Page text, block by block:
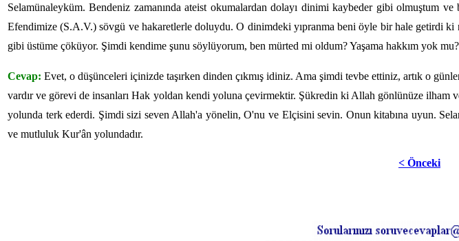
Selamünaleyküm. Bendeniz zamanında ateist okumalardan dolayı dinimi kaybeder gibi olmuştum
Efendimize (S.A.V.) sövgü ve hakaretlerle doluydu. O dinimdeki yıpranma beni öyle bir hale getirdi ki
gibi üstüme çöküyor. Şimdi kendime şunu söylüyorum, ben mürted mi oldum? Yaşama hakkım yok mu?
Cevap: Evet, o düşünceleri içinizde taşırken dinden çıkmış idiniz. Ama şimdi tevbe ettiniz, artık o
vardır ve görevi de insanları Hak yoldan kendi yoluna çevirmektir. Şükredin ki Allah gönlünüze
yolunda terk ederdi. Şimdi sizi seven Allah'a yönelin, O'nu ve Elçisini sevin. Onun kitabına uyun.
ve mutluluk Kur'ân yolundadır.
< Önceki